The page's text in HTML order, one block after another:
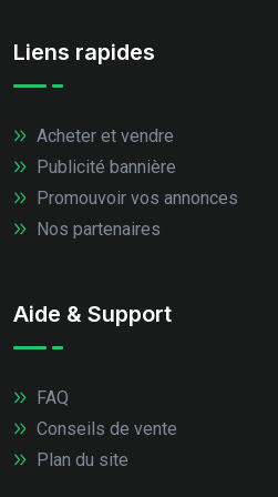
Liens rapides
Acheter et vendre
Publicité bannière
Promouvoir vos annonces
Nos partenaires
Aide & Support
FAQ
Conseils de vente
Plan du site